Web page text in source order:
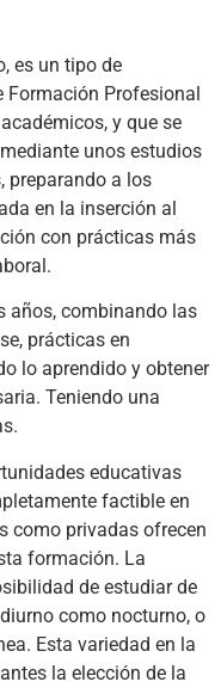
es un tipo de
Formación Profesional
y que se
unos estudios
preparando a los
en la inserción al
con prácticas más
años, combinando las
prácticas en
lo aprendido y obtener
Teniendo una
educativas
factible en
como privadas ofrecen
formación. La
de estudiar de
como nocturno, o
Esta variedad en la
la elección de la